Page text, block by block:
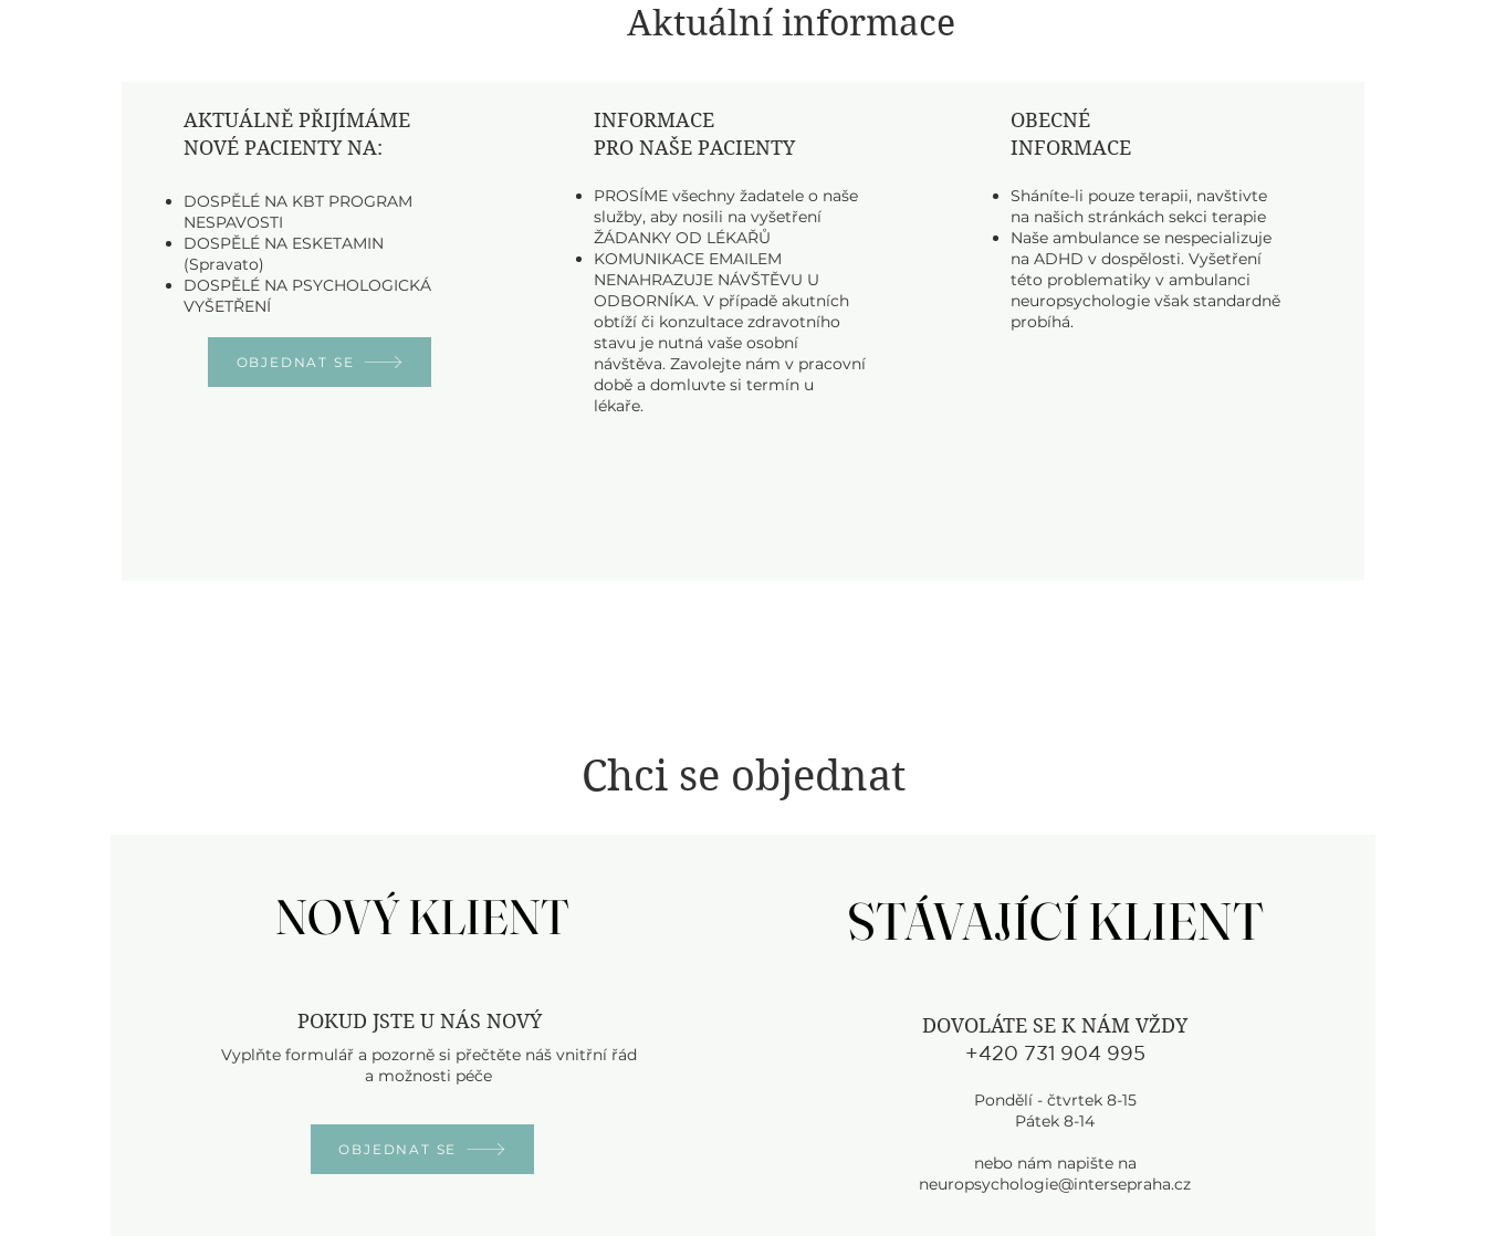
AKTUÁLNĚ PŘIJÍMÁME
NOVÉ PACIENTY NA:
DOSPĚLÉ NA KBT PROGRAM
NESPAVOSTI
DOSPĚLÉ NA ESKETAMIN
(Spravato)
DOSPĚLÉ NA PSYCHOLOGICKÁ
VYŠETŘENÍ
OBJEDNAT SE
INFORMACE
PRO NAŠE PACIENTY
PROSÍME všechny žadatele o naše
služby, aby nosili na vyšetření
ŽÁDANKY OD LÉKAŘŮ
KOMUNIKACE EMAILEM
NENAHRAZUJE NÁVŠTĚVU U
ODBORNÍKA. V případě akutních
obtíží či konzultace zdravotního
stavu je nutná vaše osobní
návštěva. Zavolejte nám v pracovní
době a domluvte si termín u
lékaře.
OBECNÉ
INFORMACE
Sháníte-li pouze terapii, navštivte
na našich stránkách sekci terapie
Naše ambulance se nespecializuje
na ADHD v dospělosti. Vyšetření
této problematiky v ambulanci
neuropsychologie však standardně
probíhá.
Aktuální informace
NOVÝ KLIENT
NOVÝ KLIENT
POKUD JSTE U NÁS NOVÝ
Vyplňte formulář a pozorně si přečtěte náš vnitřní řád
a možnosti péče
OBJEDNAT SE
STÁVAJÍCÍ KLIENT
STÁVAJÍCÍ KLIENT
DOVOLÁTE SE K NÁM VŽDY
+420 731 904 995
Pondělí - čtvrtek 8-15
Pátek 8-14
nebo nám napište na
neuropsychologie@intersepraha.cz
Chci se objednat